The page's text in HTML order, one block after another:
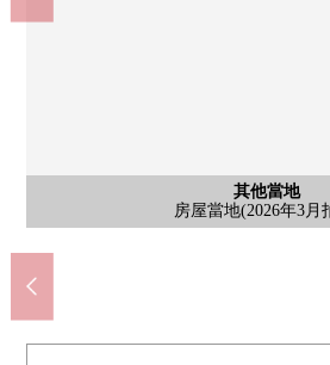
其他當地
房屋當地(2026年3月
其他當地
房屋當地(2026年3月
其他當地
房屋當地(2026年3月
其他當地
房屋當地(2026年3月
其他當地
房屋當地(2026年3月
其他當地
房屋當地(2026年3月
其他當地
房屋當地(2026年3月
其他當地
房屋當地(2026年3月
其他當地
房屋當地(2026年3月
含有前面道路的外
房屋當地(2026年3月
含有前面道路的外
房屋當地(2026年3月
客廳
廚房
廁所
洗臉
公共汽車
室內
陽台
收納
收納
收納
收納
收納
MAMMY MART 3間山崎商
7-Eleven埼玉3間北投宿處
3間藥妝店咳嗽店(約
智力競賽gate浦和(約
浦和大東郵局(約
埼玉市立醫院(約
在原的前面的公園(約
埼玉市立3間小學(約
埼玉市立3間中學(約